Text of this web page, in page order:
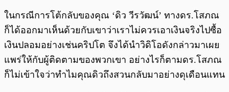
ในกรณีการโต้กลับของคุณ ‘ดิว วีรวัฒน์’ ทางดร.โสภณ
ก็ได้ออกมาเห็นด้วยกับเขาว่าเราไม่ควรเอาเงินจริงไปซื้อ
เงินปลอมอย่างเช่นคริปโต จึงได้นำวิดิโอดังกล่าวมาเผย
แพร่ให้กับผู้ติดตามของพวกเขา อย่างไรก็ตามดร.โสภณ
ก็ไม่เข้าใจว่าทำไมคุณดิวถึงสวนกลับมาอย่างดุเดือนแทน